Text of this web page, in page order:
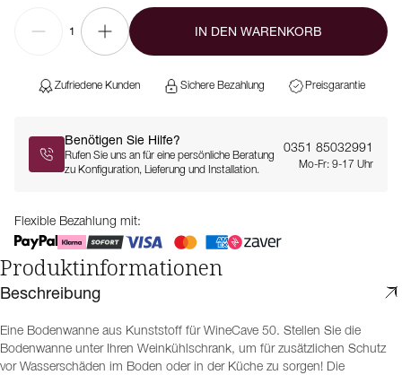
1 IN DEN WARENKORB
Zufriedene Kunden Sichere Bezahlung Preisgarantie
Benötigen Sie Hilfe?
Rufen Sie uns an für eine persönliche Beratung
zu Konfiguration, Lieferung und Installation.
0351 85032991
Mo-Fr: 9-17 Uhr
Flexible Bezahlung mit:
Produktinformationen
Beschreibung
Eine Bodenwanne aus Kunststoff für WineCave 50. Stellen Sie die
Bodenwanne unter Ihren Weinkühlschrank, um für zusätzlichen Schutz
vor Wasserschäden im Boden oder in der Küche zu sorgen! Die